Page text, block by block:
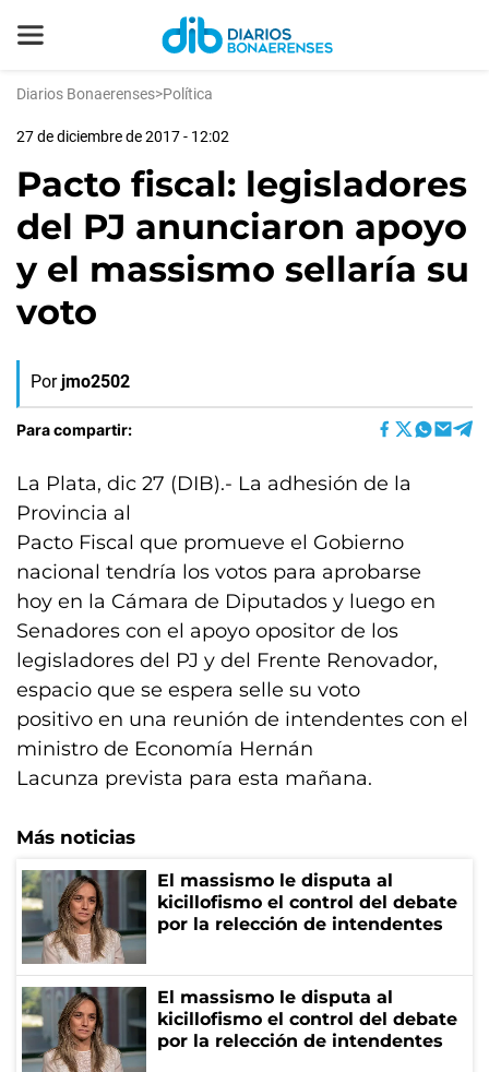
Diarios Bonaerenses>Política
27 de diciembre de 2017 - 12:02
Pacto fiscal: legisladores
del PJ anunciaron apoyo
y el massismo sellaría su
voto
Por jmo2502
Para compartir:
La Plata, dic 27 (DIB).- La adhesión de la
Provincia al
Pacto Fiscal que promueve el Gobierno
nacional tendría los votos para aprobarse
hoy en la Cámara de Diputados y luego en
Senadores con el apoyo opositor de los
legisladores del PJ y del Frente Renovador,
espacio que se espera selle su voto
positivo en una reunión de intendentes con el
ministro de Economía Hernán
Lacunza prevista para esta mañana.
Más noticias
El massismo le disputa al
kicillofismo el control del debate
por la relección de intendentes
El massismo le disputa al
kicillofismo el control del debate
por la relección de intendentes